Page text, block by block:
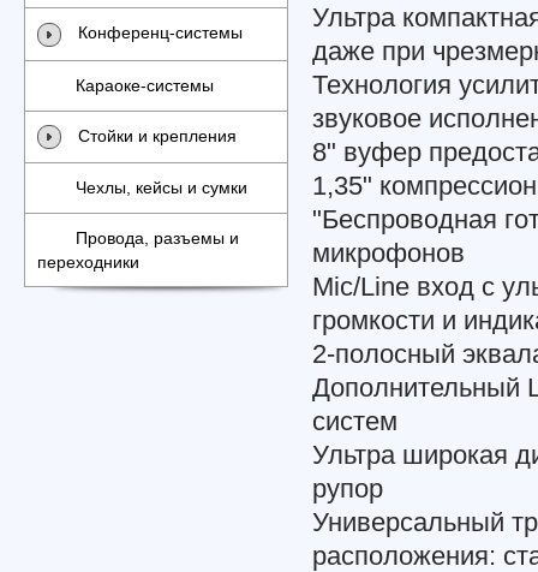
Конференц-системы
Караоке-системы
Стойки и крепления
Чехлы, кейсы и сумки
Провода, разъемы и
переходники
Ультра
даже при
Технология
звуковое
8" вуфер
1,35"
"Беспроводная
микрофонов
Mic/Line вход с
громкости и
2-полосный
Дополнительный
систем
Ультра широкая
рупор
Универсальный
расположения: